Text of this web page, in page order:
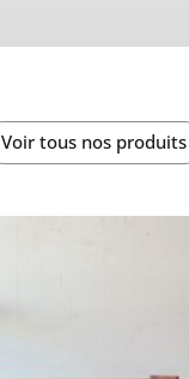
Voir tous nos produits